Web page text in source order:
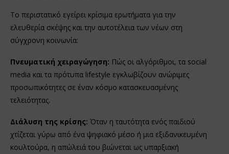
Το περιστατικό εγείρει κρίσιμα ερωτήματα για την
ελευθερία σκέψης και την αυτοτέλεια των νέων στη
σύγχρονη κοινωνία:
Πνευματική χειραγώγηση: Πώς οι αλγόριθμοι, τα social
media και τα πρότυπα lifestyle εγκλωβίζουν ανώριμες
προσωπικότητες σε έναν κόσμο κατασκευασμένης
τελειότητας.
Διάλυση της κρίσης: Όταν η ταυτότητα ενός παιδιού
χτίζεται γύρω από ένα ψηφιακό μέσο ή μια εξιδανικευμένη
κουλτούρα, η απώλειά του βιώνεται ως υπαρξιακή